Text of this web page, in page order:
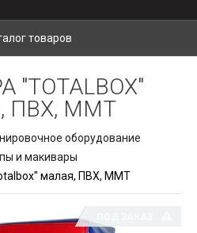
товаров
ПВХ, ММТ
оборудование
и макивары
малая, ПВХ, ММТ